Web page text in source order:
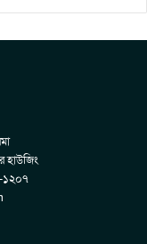
হাউজিং
১২০৭